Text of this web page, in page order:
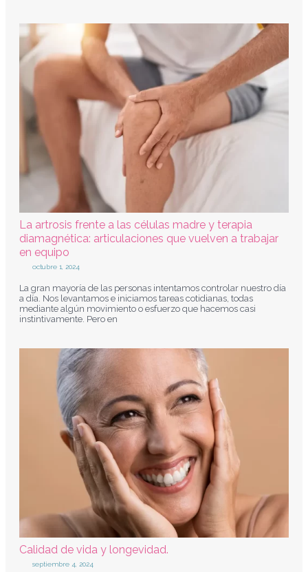
La artrosis frente a las células madre y terapia
diamagnética: articulaciones que vuelven a trabajar
en equipo
octubre 1, 2024
La gran mayoría de las personas intentamos controlar nuestro día
a día. Nos levantamos e iniciamos tareas cotidianas, todas
mediante algún movimiento o esfuerzo que hacemos casi
instintivamente. Pero en
Calidad de vida y longevidad.
septiembre 4, 2024